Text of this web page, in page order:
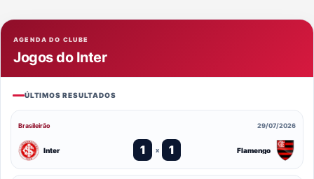
AGENDA DO CLUBE
Jogos do Inter
ÚLTIMOS RESULTADOS
Brasileirão 29/07/2026
Inter 1 x 1 Flamengo